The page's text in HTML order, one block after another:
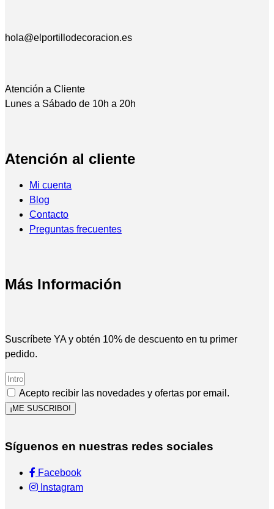
hola@elportillodecoracion.es
Atención a Cliente
Lunes a Sábado de 10h a 20h
Atención al cliente
Mi cuenta
Blog
Contacto
Preguntas frecuentes
Más Información
Suscríbete YA y obtén 10% de descuento en tu primer
pedido.
Acepto recibir las novedades y ofertas por email.
¡ME SUSCRIBO!
Síguenos en nuestras redes sociales
Facebook
Instagram